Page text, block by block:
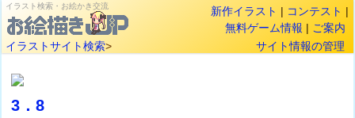
イラスト検索・お絵かき交流 新作イラスト | コンテスト |
無料ゲーム情報 | ご案内
イラストサイト検索> サイト情報の管理
3．8